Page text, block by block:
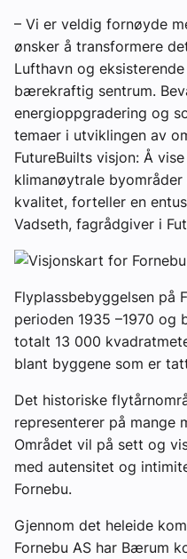
– Vi er veldig fornøyde
ønsker å transformere
Lufthavn og
bærekraftig sentrum.
energioppgradering og
temaer i utviklingen av
FutureBuilts visjon: Å
klimanøytrale
kvalitet, forteller en
Vadseth, fagrådgiver i
Flyplassbebyggelsen på
perioden 1935 –1970 og
totalt 13 000
blant byggene som er
Det historiske
representerer på mange
Området vil på sett og
med autensitet og
Fornebu.
Gjennom det heleide
Fornebu AS har Bærum